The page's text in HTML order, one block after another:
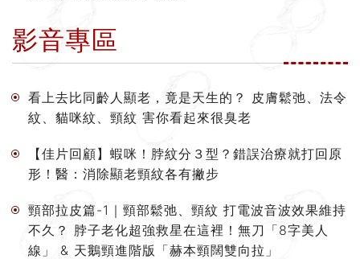
影音專區
看上去比同齡人顯老，竟是天生的？ 皮膚鬆弛、法令
紋、貓咪紋、頸紋 害你看起來很臭老
【佳片回顧】蝦咪！脖紋分３型？錯誤治療就打回原
形！醫：消除顯老頸紋各有撇步
頸部拉皮篇-1｜頸部鬆弛、頸紋 打電波音波效果維持
不久？ 脖子老化超強救星在這裡！無刀「8字美人
線」 & 天鵝頸進階版「赫本頸闊雙向拉」